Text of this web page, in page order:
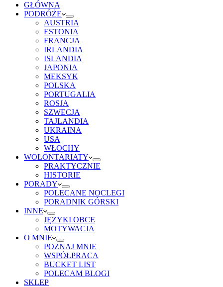
GŁÓWNA
PODRÓŻE
AUSTRIA
ESTONIA
FRANCJA
IRLANDIA
ISLANDIA
JAPONIA
MEKSYK
POLSKA
PORTUGALIA
ROSJA
SZWECJA
TAJLANDIA
UKRAINA
USA
WŁOCHY
WOLONTARIATY
PRAKTYCZNIE
HISTORIE
PORADY
POLECANE NOCLEGI
PORADNIK GÓRSKI
INNE
JĘZYKI OBCE
MOTYWACJA
O MNIE
POZNAJ MNIE
WSPÓŁPRACA
BUCKET LIST
POLECAM BLOGI
SKLEP